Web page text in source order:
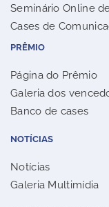
Seminário Online
Cases de
PRÊMIO
Página do Prêmio
Galeria dos
Banco de cases
NOTÍCIAS
Notícias
Galeria Multimídia